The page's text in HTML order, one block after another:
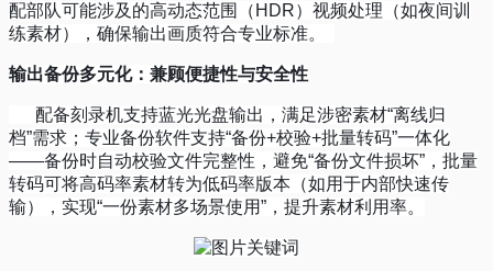
配部队可能涉及的高动态范围（ HDR）视频处理（如夜间训
练素材），确保输出画质符合专业标准。
输出备份多元化：兼顾便捷性与安全性
配备刻录机支持蓝光光盘输出，满足涉密素材“离线归
档”需求；专业备份软件支持“备份+校验+批量转码”一体化
——备份时自动校验文件完整性，避免“备份文件损坏” ，批量
转码可将高码率素材转为低码率版本（如用于内部快速传
输），实现“一份素材多场景使用” ，提升素材利用率。